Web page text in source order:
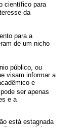
científico para
da
para a
de um nicho
público, ou
visam informar a
e
ser apenas
e a
está estagnada